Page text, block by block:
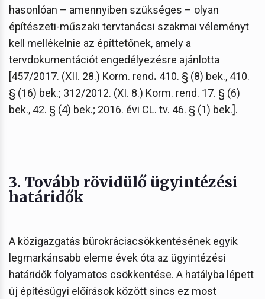
hasonlóan – amennyiben szükséges – olyan
építészeti-műszaki tervtanácsi szakmai véleményt
kell mellékelnie az építtetőnek, amely a
tervdokumentációt engedélyezésre ajánlotta
[457/2017. (XII. 28.) Korm. rend. 410. § (8) bek., 410.
§ (16) bek.; 312/2012. (XI. 8.) Korm. rend. 17. § (6)
bek., 42. § (4) bek.; 2016. évi CL. tv. 46. § (1) bek.].
3. Tovább rövidülő ügyintézési
határidők
A közigazgatás bürokráciacsökkentésének egyik
legmarkánsabb eleme évek óta az ügyintézési
határidők folyamatos csökkentése. A hatályba lépett
új építésügyi előírások között sincs ez most